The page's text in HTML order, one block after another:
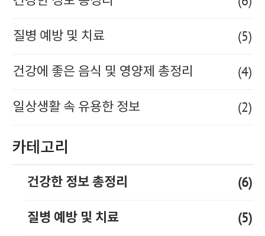
질병 예방 및 치료 (5)
건강에 좋은 음식 및 영양제 총정리 (4)
일상생활 속 유용한 정보 (2)
카테고리
건강한 정보 총정리 (6)
질병 예방 및 치료 (5)